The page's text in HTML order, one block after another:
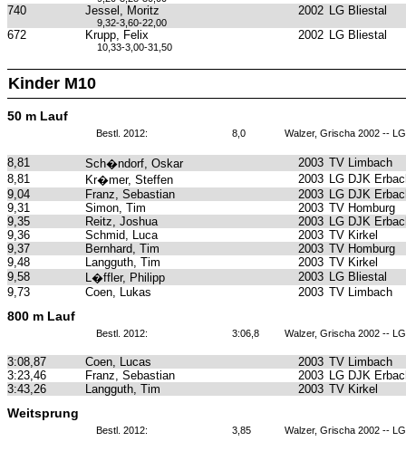
740 Jessel, Moritz 2002 LG Bliestal
9,32-3,60-22,00
672 Krupp, Felix 2002 LG Bliestal
10,33-3,00-31,50
Kinder M10
50 m Lauf
Bestl. 2012: 8,0 Walzer, Grischa 2002 --
8,81 Sch�ndorf, Oskar 2003 TV Limbach
8,81
Kr�mer, Steffen 2003 LG DJK
9,04
Franz, Sebastian 2003 LG DJK
9,31
Simon, Tim 2003 TV Homburg
9,35
Reitz, Joshua 2003 LG DJK
9,36
Schmid, Luca 2003 TV Kirkel
9,37
Bernhard, Tim 2003 TV Homburg
9,48
Langguth, Tim 2003 TV Kirkel
9,58
L�ffler, Philipp 2003 LG Bliestal
9,73
Coen, Lukas 2003 TV Limbach
800 m Lauf
Bestl. 2012: 3:06,8 Walzer, Grischa 2002 --
3:08,87 Coen, Lucas 2003 TV Limbach
3:23,46
Franz, Sebastian 2003 LG DJK
3:43,26
Langguth, Tim 2003 TV Kirkel
Weitsprung
Bestl. 2012: 3,85 Walzer, Grischa 2002 --